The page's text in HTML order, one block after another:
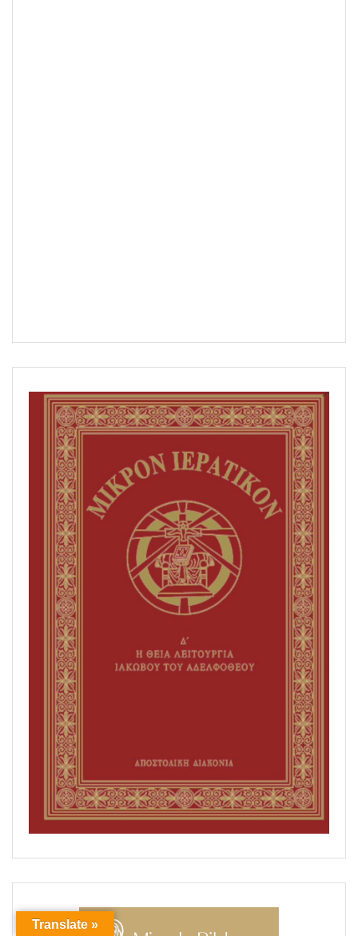
Translate »